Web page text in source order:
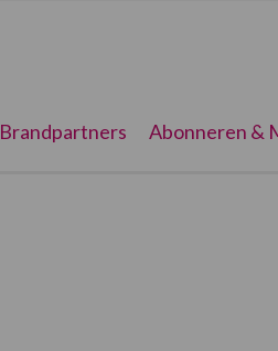
Brandpartners Abonneren &